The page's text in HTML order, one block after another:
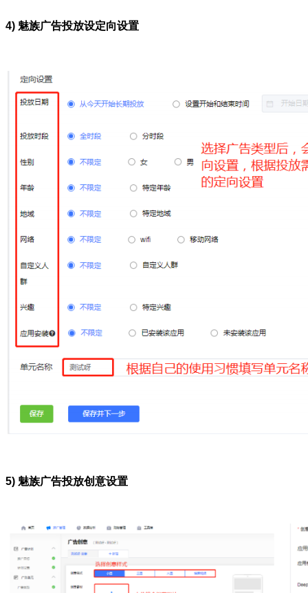
4) 魅族广告投放设定向设置
5) 魅族广告投放创意设置